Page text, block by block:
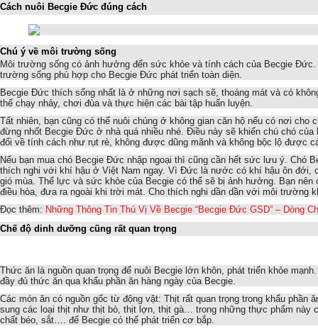
Cách nuôi Becgie Đức đúng cách
Chú ý về môi trường sống
Môi trường sống có ảnh hưởng đến sức khỏe và tính cách của Becgie Đức.
trường sống phù hợp cho Becgie Đức phát triển toàn diện.
Becgie Đức thích sống nhất là ở những nơi sạch sẽ, thoáng mát và có
thể chạy nhảy, chơi đùa và thực hiện các bài tập huấn luyện.
Tất nhiên, bạn cũng có thể nuôi chúng ở không gian căn hộ nếu có nơi cho
đừng nhốt Becgie Đức ở nhà quá nhiều nhé. Điều này sẽ khiến chú chó của
đổi về tính cách như rụt rè, không được dũng mãnh và không bộc lộ được
Nếu bạn mua chó Becgie Đức nhập ngoại thì cũng cần hết sức lưu ý. Chó
thích nghi với khí hậu ở Việt Nam ngay. Vì Đức là nước có khí hậu ôn đới,
gió mùa. Thể lực và sức khỏe của Becgie có thể sẽ bị ảnh hưởng. Bạn nên
điều hòa, đưa ra ngoài khi trời mát. Cho thích nghi dần dần với môi trường
Đọc thêm: Những Thông Tin Thú Vị Về Becgie “Becgie Đức GSD” – Dòng
Chế độ dinh dưỡng cũng rất quan trọng
Thức ăn là nguồn quan trọng để nuôi Becgie lớn khôn, phát triển khỏe
đầy đủ thức ăn qua khẩu phần ăn hàng ngày của Becgie.
Các món ăn có nguồn gốc từ động vật: Thịt rất quan trọng trong khẩu phần
sung các loại thịt như thịt bò, thịt lợn, thịt gà… trong những thực phẩm này
chất béo, sắt…. để Becgie có thể phát triển cơ bắp.